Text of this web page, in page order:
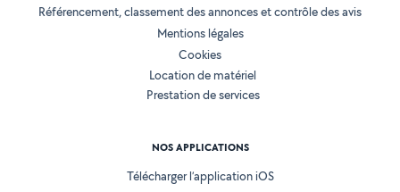
Référencement, classement des annonces et contrôle des avis
Mentions légales
Cookies
Location de matériel
Prestation de services
NOS APPLICATIONS
Télécharger l’application iOS